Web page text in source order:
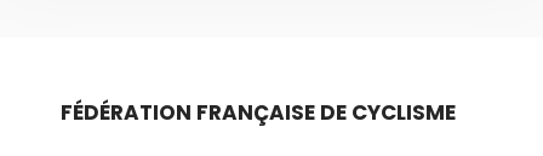
FÉDÉRATION FRANÇAISE DE CYCLISME